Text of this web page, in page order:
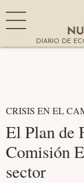
DIARIO DE
CRISIS EN EL
El Plan de
Comisión
sector